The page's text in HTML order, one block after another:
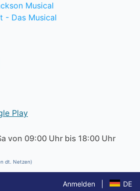
Musical
- Das Musical
von 09:00 Uhr bis 18:00 Uhr
dt. Netzen)
Anmelden DE